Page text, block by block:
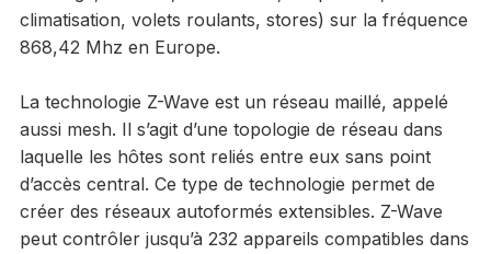
climatisation, volets roulants, stores) sur la fréquence
868,42 Mhz en Europe.
La technologie Z-Wave est un réseau maillé, appelé
aussi mesh. Il s’agit d’une topologie de réseau dans
laquelle les hôtes sont reliés entre eux sans point
d’accès central. Ce type de technologie permet de
créer des réseaux autoformés extensibles. Z-Wave
peut contrôler jusqu’à 232 appareils compatibles dans